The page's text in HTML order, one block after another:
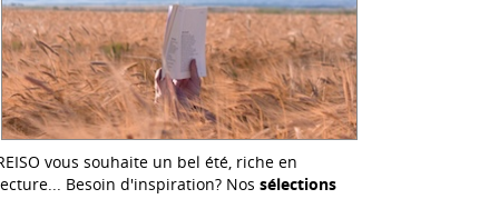
vous souhaite un bel été, riche en
Besoin d'inspiration? Nos sélections